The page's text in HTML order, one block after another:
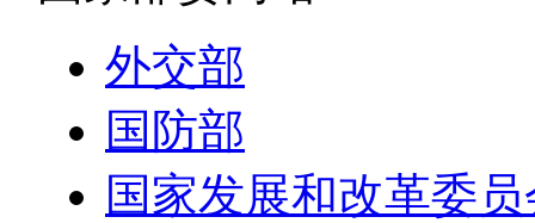
外交部
国防部
国家发展和改革委